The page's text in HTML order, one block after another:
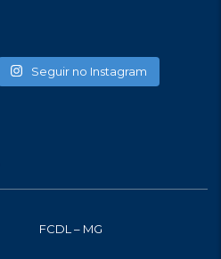
Seguir no Instagram
FCDL – MG